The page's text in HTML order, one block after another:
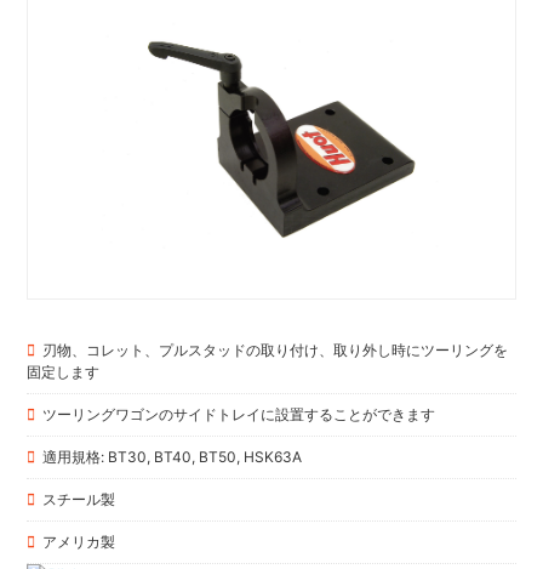
刃物、コレット、プルスタッドの取り付け、取り外し時にツーリングを
固定します
ツーリングワゴンのサイドトレイに設置することができます
適用規格: BT30, BT40, BT50, HSK63A
スチール製
アメリカ製